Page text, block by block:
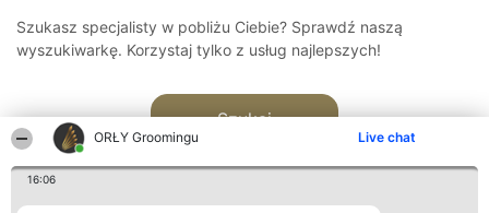
ORŁY Groomingu Live chat
16:06
Szukasz specjalisty w pobliżu Ciebie? Sprawdź naszą
wyszukiwarkę. Korzystaj tylko z usług najlepszych!
Szukaj